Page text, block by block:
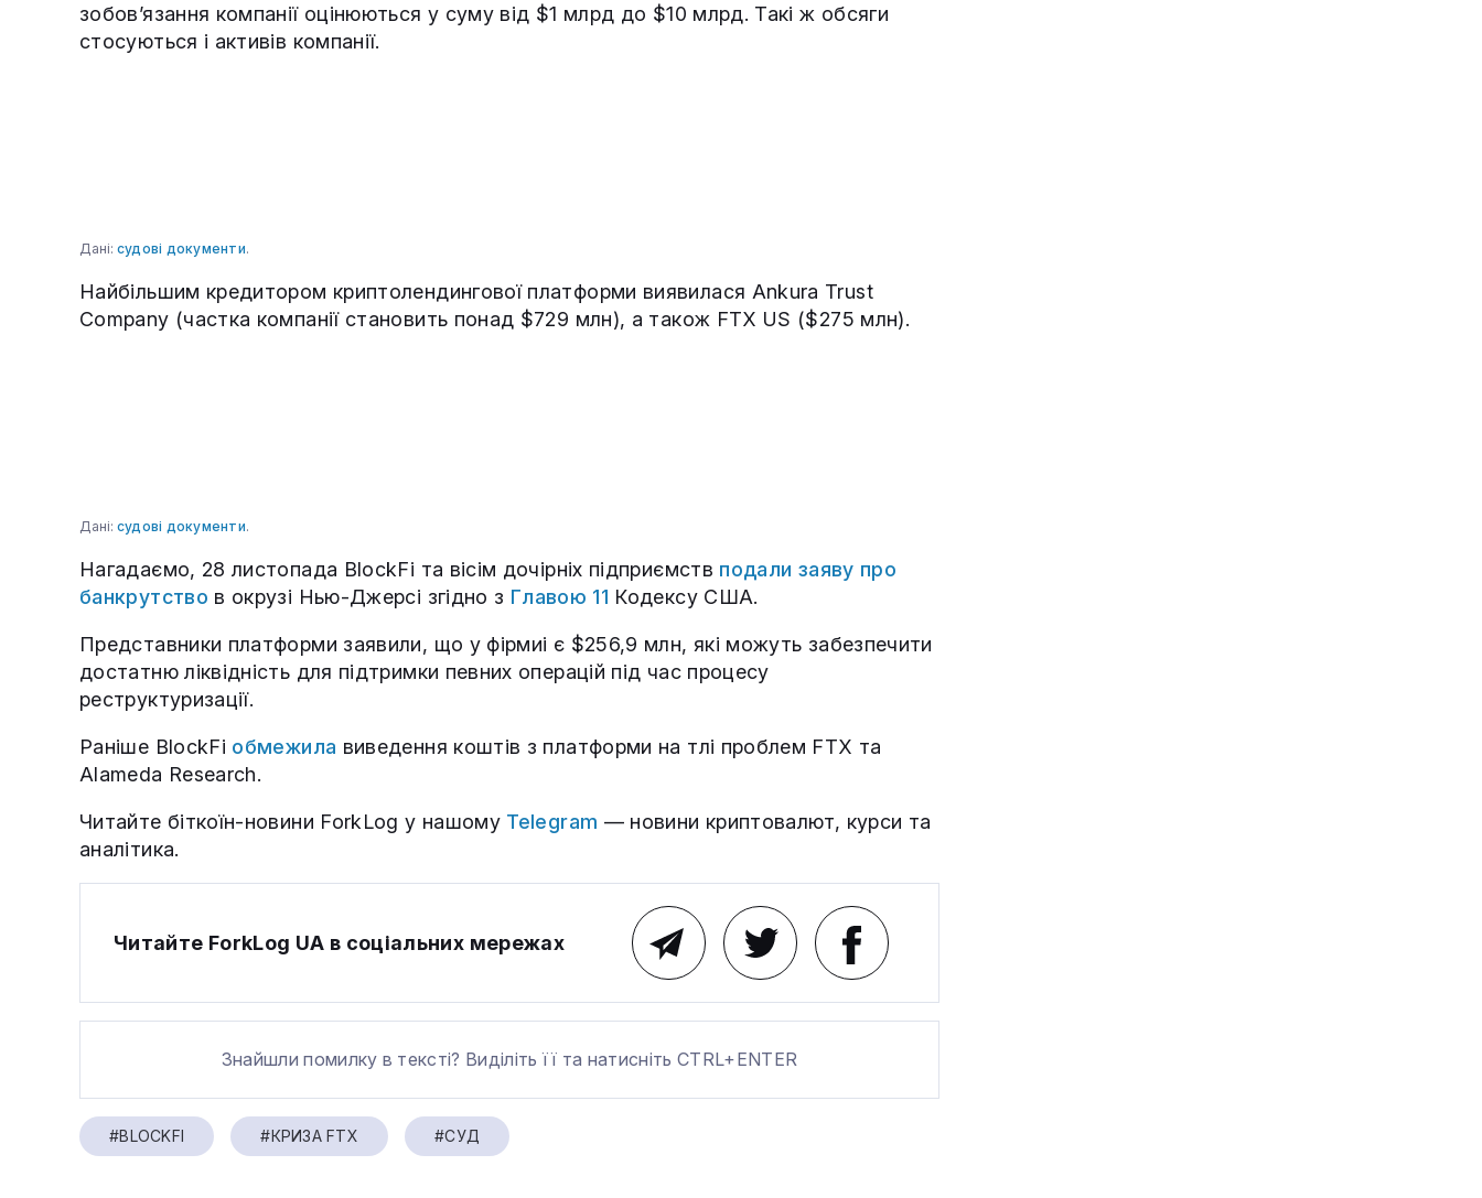
зобов’язання компанії оцінюються у суму від $1 млрд до $10 млрд. Такі ж обсяги
стосуються і активів компанії.
Дані: судові документи.
Найбільшим кредитором криптолендингової платформи виявилася Ankura Trust
Company (частка компанії становить понад $729 млн), а також FTX US ($275 млн).
Дані: судові документи.
Нагадаємо, 28 листопада BlockFi та вісім дочірніх підприємств подали заяву про
банкрутство в окрузі Нью-Джерсі згідно з Главою 11 Кодексу США.
Представники платформи заявили, що у фірмиi є $256,9 млн, які можуть забезпечити
достатню ліквідність для підтримки певних операцій під час процесу
реструктуризації.
Раніше BlockFi обмежила виведення коштів з платформи на тлі проблем FTX та
Alameda Research.
Читайте біткоїн-новини ForkLog у нашому Telegram — новини криптовалют, курси та
аналітика.
Читайте ForkLog UA в соціальних мережах
Знайшли помилку в тексті? Виділіть її та натисніть CTRL+ENTER
#BLOCKFI #КРИЗА FTX #СУД